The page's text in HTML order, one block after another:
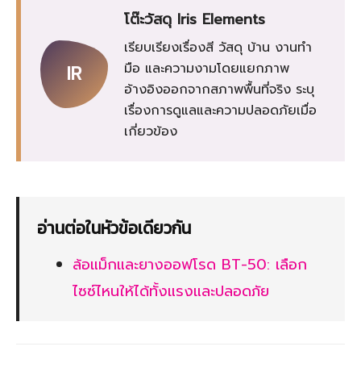
IR
โต๊ะวัสดุ Iris Elements
เรียบเรียงเรื่องสี วัสดุ บ้าน งานทำ
มือ และความงามโดยแยกภาพ
อ้างอิงออกจากสภาพพื้นที่จริง ระบุ
เรื่องการดูแลและความปลอดภัยเมื่อ
เกี่ยวข้อง
อ่านต่อในหัวข้อเดียวกัน
ล้อแม็กและยางออฟโรด BT-50: เลือก
ไซซ์ไหนให้ได้ทั้งแรงและปลอดภัย